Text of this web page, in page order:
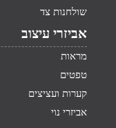
שולחנות צד
אביזרי עיצוב
מראות
טפטים
קערות ועציצים
אביזרי נוי